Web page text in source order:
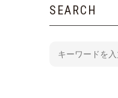
SEARCH